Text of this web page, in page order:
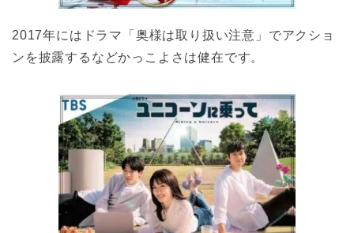
2017年にはドラマ「奥様は取り扱い注意」でアクショ
ンを披露するなどかっこよさは健在です。